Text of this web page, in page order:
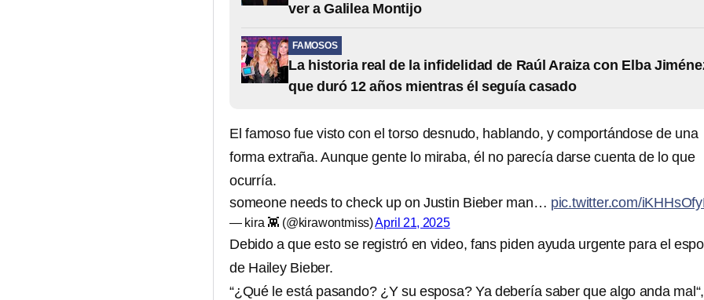
ver a Galilea Montijo
FAMOSOS
La historia real de la infidelidad de Raúl Araiza con Elba
que duró 12 años mientras él seguía casado
El famoso fue visto con el torso desnudo, hablando, y comportándose de una
forma extraña. Aunque gente lo miraba, él no parecía darse cuenta de lo que
ocurría.
someone needs to check up on Justin Bieber man… pic.twitter.com/
— kira 👾 (@kirawontmiss)April 21, 2025
Debido a que esto se registró en video, fans piden ayuda urgente para el
de Hailey Bieber.
“¿Qué le está pasando? ¿Y su esposa? Ya debería saber que algo anda